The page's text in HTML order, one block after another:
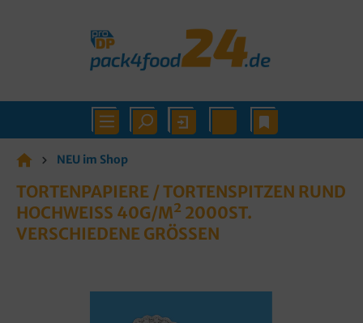
NEU im Shop
TORTENPAPIERE / TORTENSPITZEN RUND
HOCHWEISS 40G/M² 2000ST. V
ERSCHIEDENE GRÖSSEN